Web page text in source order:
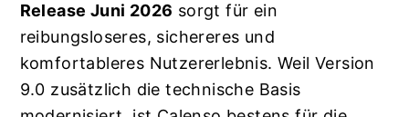
Release Juni 2026 sorgt für ein
reibungsloseres, sichereres und
komfortableres Nutzererlebnis. Weil Version
9.0 zusätzlich die technische Basis